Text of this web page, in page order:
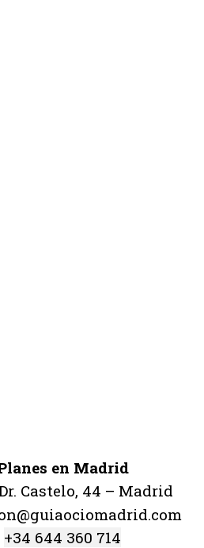
en Madrid
Castelo, 44 – Madrid
+34 644 360 714